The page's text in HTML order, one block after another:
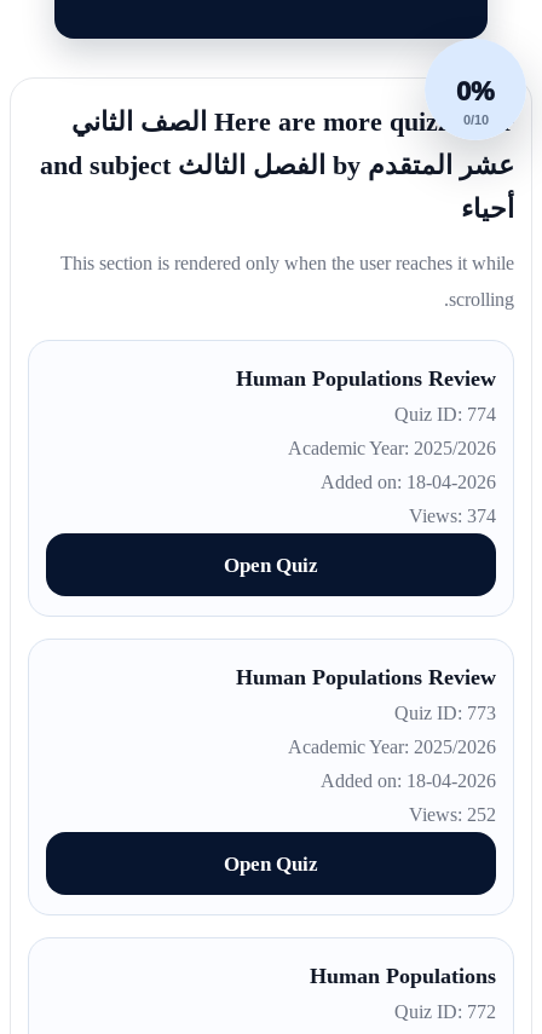
0%
0/10
Here are more quizzes for الصف الثاني
عشر المتقدم by الفصل الثالث and subject
أحياء
This section is rendered only when the user reaches it while
scrolling.
Human Populations Review
Quiz ID: 774
Academic Year: 2025/2026
Added on: 18-04-2026
Views: 374
Open Quiz
Human Populations Review
Quiz ID: 773
Academic Year: 2025/2026
Added on: 18-04-2026
Views: 252
Open Quiz
Human Populations
Quiz ID: 772